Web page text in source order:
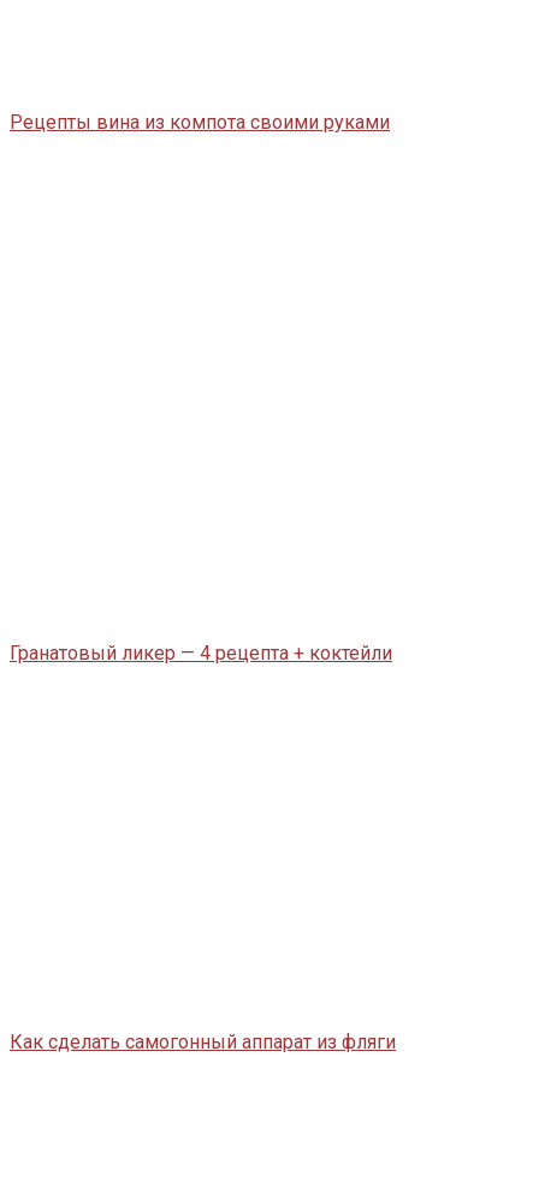
Рецепты вина из компота своими руками
Гранатовый ликер — 4 рецепта + коктейли
Как сделать самогонный аппарат из фляги